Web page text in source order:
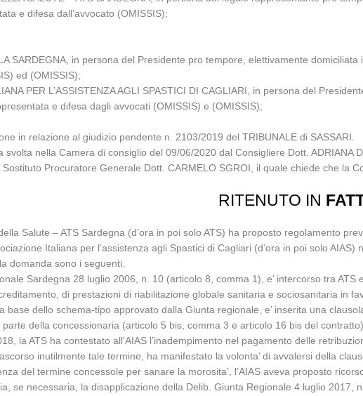
e difesa dall’avvocato (OMISSIS);
SARDEGNA, in persona del Presidente pro tempore, elettivamente
ed (OMISSIS);
PER L’ASSISTENZA AGLI SPASTICI DI CAGLIARI, in persona del
e difesa dagli avvocati (OMISSIS) e (OMISSIS);
in relazione al giudizio pendente n. 2103/2019 del TRIBUNALE di SASSARI.
svolta nella Camera di consiglio del 09/06/2020 dal Consigliere Dott. ADRIANA
Procuratore Generale Dott. CARMELO SGROI, il quale chiede che la
RITENUTO IN
Salute – ATS Sardegna (d’ora in poi solo ATS) ha proposto regolamento
Italiana per l’assistenza agli Spastici di Cagliari (d’ora in poi solo AIAS)
domanda sono i seguenti.
Sardegna 28 luglio 2006, n. 10 (articolo 8, comma 1), e’ intercorso tra
di prestazioni di riabilitazione globale sanitaria e sociosanitaria in
base dello schema-tipo approvato dalla Giunta regionale, e’ inserita una
della concessionaria (articolo 5 bis, comma 3 e articolo 16 bis del contratto).
la ATS ha contestato all’AIAS l’inadempimento nel pagamento delle
inutilmente tale termine, ha manifestato la volonta’ di avvalersi della
del termine concessole per sanare la morosita’, l’AIAS aveva proposto
se necessaria, la disapplicazione della Delib. Giunta Regionale 4 luglio